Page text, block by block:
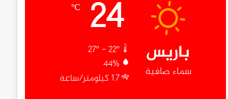
باريس
سماء صافية
24
℃
27º - 22º
44%
1.7 كيلومتر/ساعة